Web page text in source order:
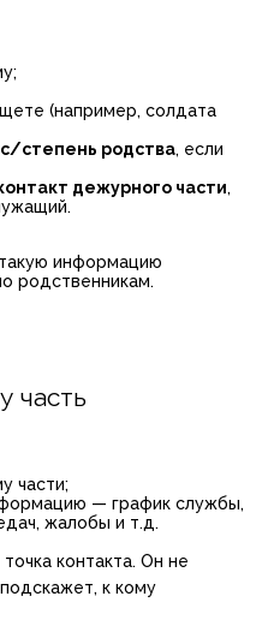
(например, солдата
степень родства, если
дежурного части,
информацию
родственникам.
часть
части;
— график службы,
жалобы и т.д.
контакта. Он не
к кому